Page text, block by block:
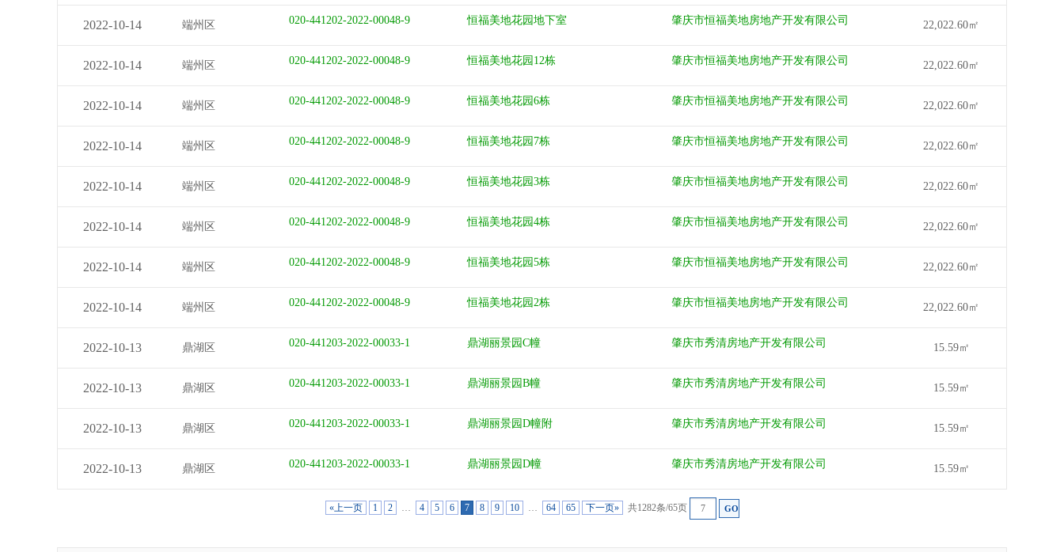
2022-10-14 端州区 020-441202-2022-00048-9 恒福美地花园地下室 肇庆市恒福美地房地产开发有限公司 22,022.60㎡
2022-10-14 端州区 020-441202-2022-00048-9 恒福美地花园12栋 肇庆市恒福美地房地产开发有限公司 22,022.60㎡
2022-10-14 端州区 020-441202-2022-00048-9 恒福美地花园6栋 肇庆市恒福美地房地产开发有限公司 22,022.60㎡
2022-10-14 端州区 020-441202-2022-00048-9 恒福美地花园7栋 肇庆市恒福美地房地产开发有限公司 22,022.60㎡
2022-10-14 端州区 020-441202-2022-00048-9 恒福美地花园3栋 肇庆市恒福美地房地产开发有限公司 22,022.60㎡
2022-10-14 端州区 020-441202-2022-00048-9 恒福美地花园4栋 肇庆市恒福美地房地产开发有限公司 22,022.60㎡
2022-10-14 端州区 020-441202-2022-00048-9 恒福美地花园5栋 肇庆市恒福美地房地产开发有限公司 22,022.60㎡
2022-10-14 端州区 020-441202-2022-00048-9 恒福美地花园2栋 肇庆市恒福美地房地产开发有限公司 22,022.60㎡
2022-10-13 鼎湖区 020-441203-2022-00033-1 鼎湖丽景园C幢 肇庆市秀清房地产开发有限公司 15.59㎡
2022-10-13 鼎湖区 020-441203-2022-00033-1 鼎湖丽景园B幢 肇庆市秀清房地产开发有限公司 15.59㎡
2022-10-13 鼎湖区 020-441203-2022-00033-1 鼎湖丽景园D幢附 肇庆市秀清房地产开发有限公司 15.59㎡
2022-10-13 鼎湖区 020-441203-2022-00033-1 鼎湖丽景园D幢 肇庆市秀清房地产开发有限公司 15.59㎡
«上一页 1 2 4 5 6 7 8 9 10 64 65 下一页» 共1282条/65页